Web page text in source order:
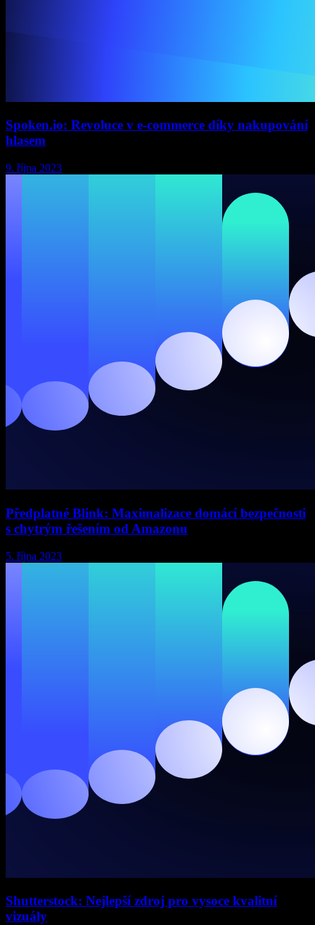
Spoken.io: Revoluce v e-commerce díky nakupování
hlasem
9. října 2023
Předplatné Blink: Maximalizace domácí bezpečnosti
s chytrým řešením od Amazonu
5. října 2023
Shutterstock: Nejlepší zdroj pro vysoce kvalitní
vizuály